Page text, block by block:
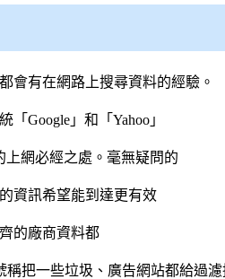
會有在網路上搜尋資料的經驗。
「Google」和「Yahoo」
網必經之處。毫無疑問的
資訊希望能到達更有效
的廠商資料都
稱把一些垃圾、廣告網站都給過濾